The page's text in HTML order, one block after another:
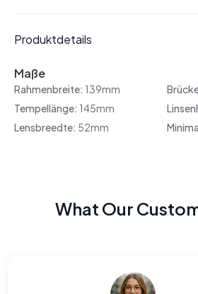
Produktdetails
Maße
Rahmenbreite: 139mm
Tempellänge: 145mm
Lensbreedte: 52mm
What Our